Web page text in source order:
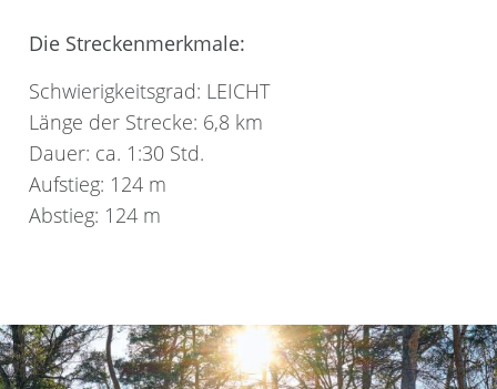
Die Streckenmerkmale:
Schwierigkeitsgrad: LEICHT
Länge der Strecke: 6,8 km
Dauer: ca. 1:30 Std.
Aufstieg: 124 m
Abstieg: 124 m